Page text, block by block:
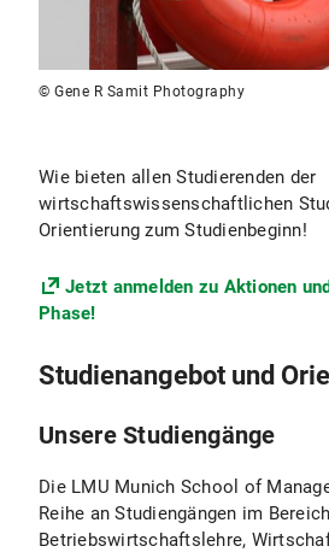
© Gene R Samit Photography
Wie bieten allen Studierenden der
wirtschaftswissenschaftlichen
Orientierung zum Studienbeginn!
Jetzt anmelden zu Aktionen
Phase!
Studienangebot und
Unsere Studiengänge
Die LMU Munich School of
Reihe an Studiengängen im
Betriebswirtschaftslehre,